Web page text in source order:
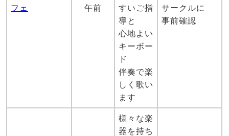
フェ
午前
すいご指
導と
心地よい
キーボー
ド
伴奏で楽
しく歌い
ます
サークルに
事前確認
様々な楽
器を持ち